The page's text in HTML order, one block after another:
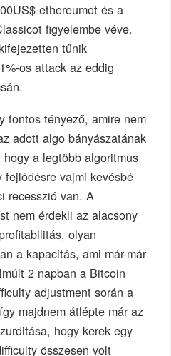
ethereumot és a
figyelembe véve.
tűnik
os attack az eddig
fontos tényező, amire nem
adott algo bányászatának
a legtöbb algoritmus
vajmi kevésbé
recesszió van. A
nem érdekli az alacsony
olyan
a kapacitás, ami már-már
2 napban a Bitcoin
adjustment során a
majdnem átlépte már az
hogy kerek egy
összesen volt